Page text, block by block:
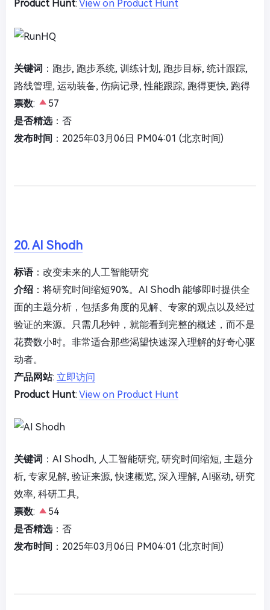
Product Hunt: View on Product Hunt
关键词 ：跑步, 跑步系统, 训练计划, 跑步目标, 统计跟踪,
路线管理, 运动装备, 伤病记录, 性能跟踪, 跑得更快, 跑得
票数:
57
是否精选：否
发布时间 ：2025年03月06日 PM04:01 (北京时间)
20. AI Shodh
标语：改变未来的人工智能研究
介绍 ：将研究时间缩短90%。AI Shodh 能够即时提供全
面的主题分析，包括多角度的见解、专家的观点以及经过
验证的来源。只需几秒钟，就能看到完整的概述，而不是
花费数小时。非常适合那些渴望快速深入理解的好奇心驱
动者。
产品网站: 立即访问
Product Hunt: View on Product Hunt
关键词 ：AI Shodh, 人工智能研究, 研究时间缩短, 主题分
析, 专家见解, 验证来源, 快速概览, 深入理解, AI驱动, 研究
效率, 科研工具,
票数:
54
是否精选：否
发布时间 ：2025年03月06日 PM04:01 (北京时间)